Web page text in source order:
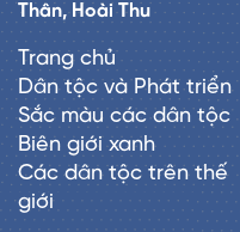
Thân, Hoài Thu
Trang chủ
Dân tộc và Phát triển
Sắc màu các dân tộc
Biên giới xanh
Các dân tộc trên thế
giới